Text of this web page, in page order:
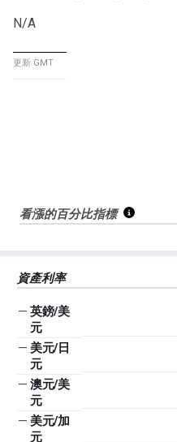
N/A
更新 GMT
看漲的百分比指標
資產利率
— 英鎊/美
元
— 美元/日
元
— 澳元/美
元
— 美元/加
元